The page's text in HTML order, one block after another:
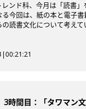
レンド科、今月は「読書」
今回は、紙の本と電子
読書文化について考え
|00:21:21
3時間目：「タワマン